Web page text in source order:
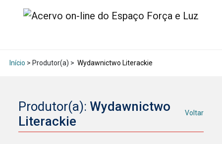
Início > Produtor(a) > Wydawnictwo Literackie
Produtor(a): Wydawnictwo
Literackie
Voltar